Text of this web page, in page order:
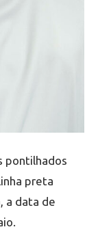
pontilhados
preta
a data de